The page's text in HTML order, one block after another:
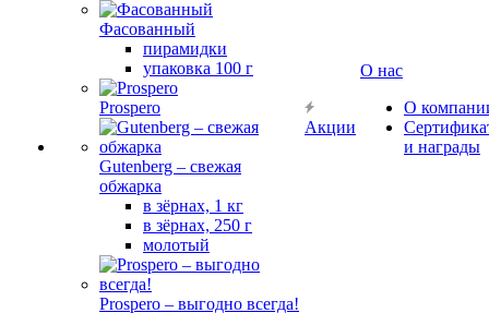
Фасованный
пирамидки
упаковка 100 г
Prospero
Gutenberg – свежая
обжарка
в зёрнах, 1 кг
в зёрнах, 250 г
молотый
Prospero – выгодно всегда!
Акции
О нас
О
и награды